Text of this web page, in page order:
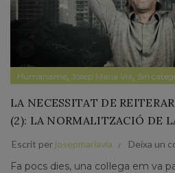
Humanisme, Josep Maria Via, Sin
LA NECESSITAT DE
(2): LA NORMALITZACIÓ DE
Escrit per josepmariavia Deixa un
Fa pocs dies, una col·lega em va